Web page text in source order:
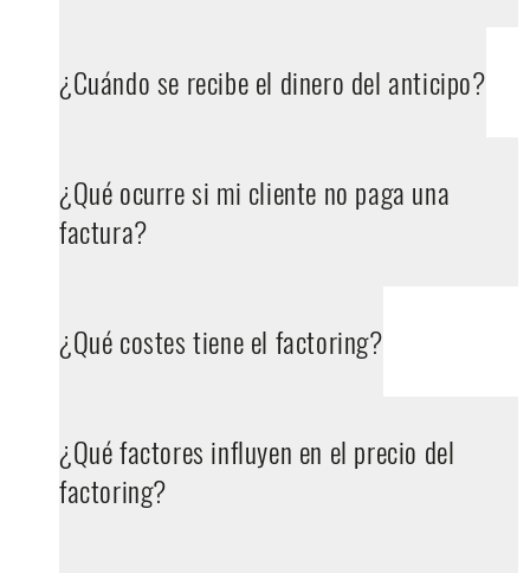
¿Cuándo se recibe el dinero del anticipo?
¿Qué ocurre si mi cliente no paga una
factura?
¿Qué costes tiene el factoring?
¿Qué factores influyen en el precio del
factoring?